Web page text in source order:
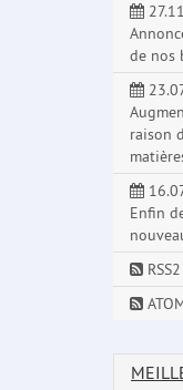
de nos
raison
Enfin